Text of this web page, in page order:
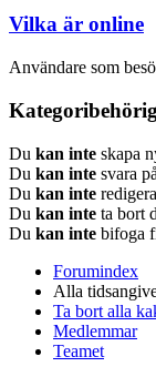
Vilka är online
Användare som
Du kan inte skapa
Du kan inte svara
Du kan inte
Du kan inte ta bort
Du kan inte bifoga
Forumindex
Alla
Ta bort alla
Medlemmar
Teamet